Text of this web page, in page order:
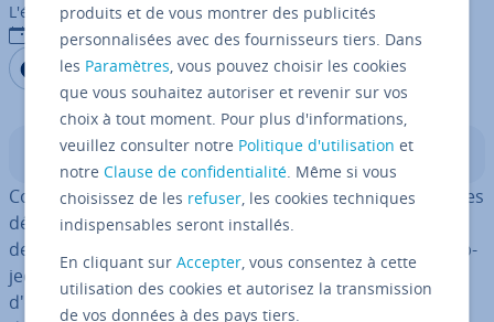
L'équipe édi­to­riale IONOS
16/03/2020
Partager sur Facebook
Partager sur Twitter
Partager sur LinkedIn
Sommaire
Co­deIg­ni­ter est unframework d'ap­pli­ca­tion Webpour les
dé­ve­lop­peurs qui préfèrent la vitesse à un grand choix
de fonctions. Selon la page of­fi­cielle de Co­deIg­ni­ter, l'ob­
jec­tif principal du framework PHP open-source est
d'offrir un maximum de per­for­mance et de flexi­bi­lité
produits et de vous montrer des publicités
personnalisées avec des fournisseurs tiers. Dans
les Paramètres, vous pouvez choisir les cookies
que vous souhaitez autoriser et revenir sur vos
choix à tout moment. Pour plus d'informations,
veuillez consulter notre Politique d'utilisation et
notreClause de confidentialité. Même si vous
choisissez de les refuser, les cookies techniques
indispensables seront installés.
En cliquant surAccepter, vous consentez à cette
utilisation des cookies et autorisez la transmission
de vos données à des pays tiers.